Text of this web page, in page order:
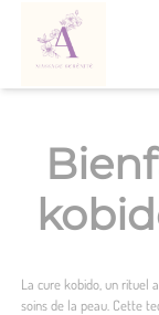
La cure kobido, un rituel
soins de la peau. Cette